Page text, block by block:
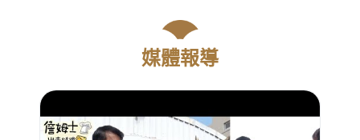
媒體報導